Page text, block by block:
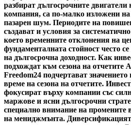
разбират дългосрочните двигатели
компания, са по-малко изложени
пазарен шум. Периодите на
създават и условия за
което временните отклонения на
фундаменталната стойност често
на дългосрочна доходност. Как
подхождат към сезона на отчетите
Freedom24 подчертават
време на сезона на отчетите.
фокусират върху компании със
маржове и ясни дългосрочни
специално внимание на промените
на мениджмънта.